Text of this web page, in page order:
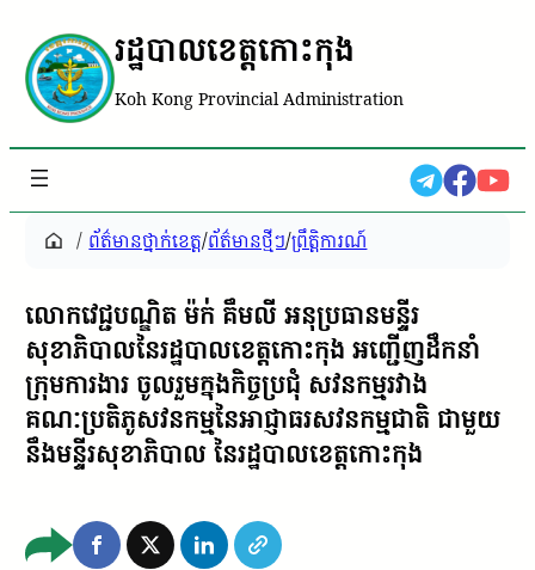
រដ្ឋបាលខេត្តកោះកុង
Koh Kong Provincial Administration
/ ព័ត៌មានថ្នាក់ខេត្ត/ព័ត៌មានថ្មីៗ/ព្រឹត្តិការណ៍
លោកវេជ្ជបណ្ឌិត​ ម៉ក់​ គឹមលី​ អនុប្រធានមន្ទីរ
សុខាភិបាលនៃរដ្ឋបាលខេត្តកោះកុង អញ្ជេីញដឹកនាំ
ក្រុមការងារ​ ចូលរួម​ក្នុងកិច្ចប្រជុំ សវនកម្មរវាង
គណៈប្រតិភូសវនកម្មនៃអាជ្ញាធរសវនកម្មជាតិ​ ជាមួយ
នឹងមន្ទីរសុខាភិបាល នៃរដ្ឋបាលខេត្តកោះកុង​